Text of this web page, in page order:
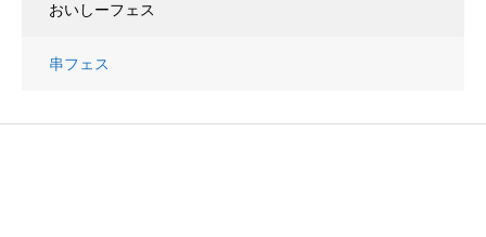
おいしーフェス
串フェス